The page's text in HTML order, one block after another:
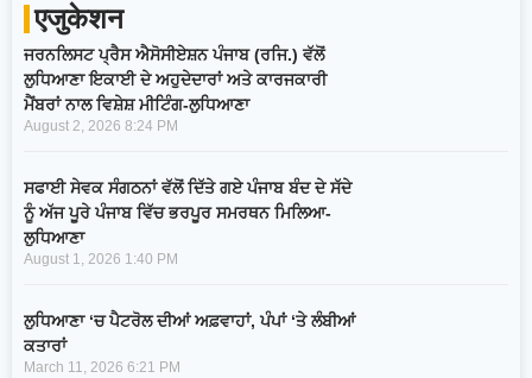
एजुकेशन
ਜਰਨਲਿਸਟ ਪ੍ਰੈਸ ਐਸੋਸੀਏਸ਼ਨ ਪੰਜਾਬ (ਰਜਿ.) ਵੱਲੋਂ
ਲੁਧਿਆਣਾ ਇਕਾਈ ਦੇ ਅਹੁਦੇਦਾਰਾਂ ਅਤੇ ਕਾਰਜਕਾਰੀ
ਮੈਂਬਰਾਂ ਨਾਲ ਵਿਸ਼ੇਸ਼ ਮੀਟਿੰਗ-ਲੁਧਿਆਣਾ
August 2, 2026 8:24 PM
ਸਫਾਈ ਸੇਵਕ ਸੰਗਠਨਾਂ ਵੱਲੋਂ ਦਿੱਤੇ ਗਏ ਪੰਜਾਬ ਬੰਦ ਦੇ ਸੱਦੇ
ਨੂੰ ਅੱਜ ਪੂਰੇ ਪੰਜਾਬ ਵਿੱਚ ਭਰਪੂਰ ਸਮਰਥਨ ਮਿਲਿਆ-
ਲੁਧਿਆਣਾ
August 1, 2026 1:40 PM
ਲੁਧਿਆਣਾ ‘ਚ ਪੈਟਰੋਲ ਦੀਆਂ ਅਫ਼ਵਾਹਾਂ, ਪੰਪਾਂ ‘ਤੇ ਲੰਬੀਆਂ
ਕਤਾਰਾਂ
March 11, 2026 6:21 PM